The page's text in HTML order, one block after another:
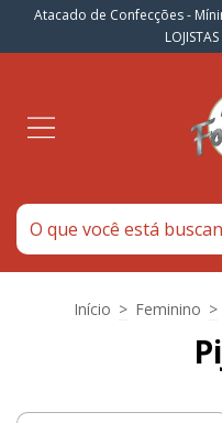
Atacado de Confecções -
Início > Feminino >